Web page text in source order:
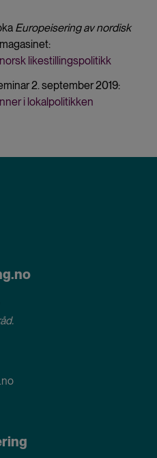
Europeisering av nordisk
likestillingspolitikk
2. september 2019:
i lokalpolitikken
.